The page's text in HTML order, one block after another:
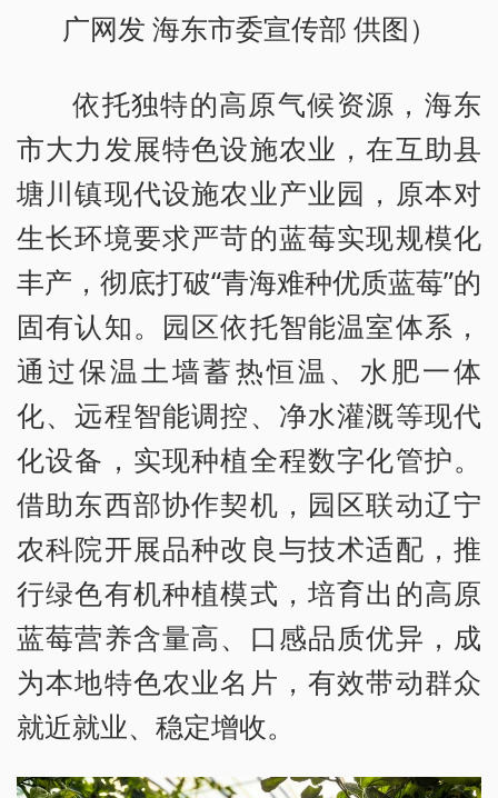
广网发 海东市委宣传部 供图）
依托独特的高原气候资源，海东
市大力发展特色设施农业，在互助县
塘川镇现代设施农业产业园，原本对
生长环境要求严苛的蓝莓实现规模化
丰产，彻底打破“青海难种优质蓝莓”的
固有认知。园区依托智能温室体系，
通过保温土墙蓄热恒温、水肥一体
化、远程智能调控、净水灌溉等现代
化设备，实现种植全程数字化管护。
借助东西部协作契机，园区联动辽宁
农科院开展品种改良与技术适配，推
行绿色有机种植模式，培育出的高原
蓝莓营养含量高、口感品质优异，成
为本地特色农业名片，有效带动群众
就近就业、稳定增收。